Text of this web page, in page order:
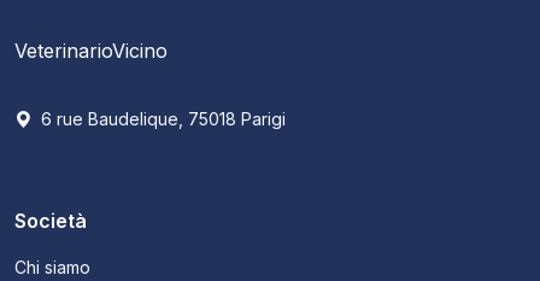
VeterinarioVicino
6 rue Baudelique, 75018 Parigi
Società
Chi siamo